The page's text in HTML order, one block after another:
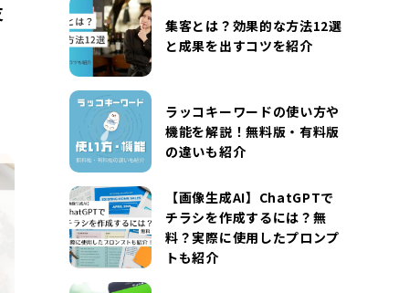
集客とは？効果的な方法12選
と成果を出すコツを紹介
ラッコキーワードの使い方や
機能を解説！無料版・有料版
の違いも紹介
【画像生成AI】ChatGPTで
チラシを作成するには？無
料？実際に使用したプロンプ
トも紹介